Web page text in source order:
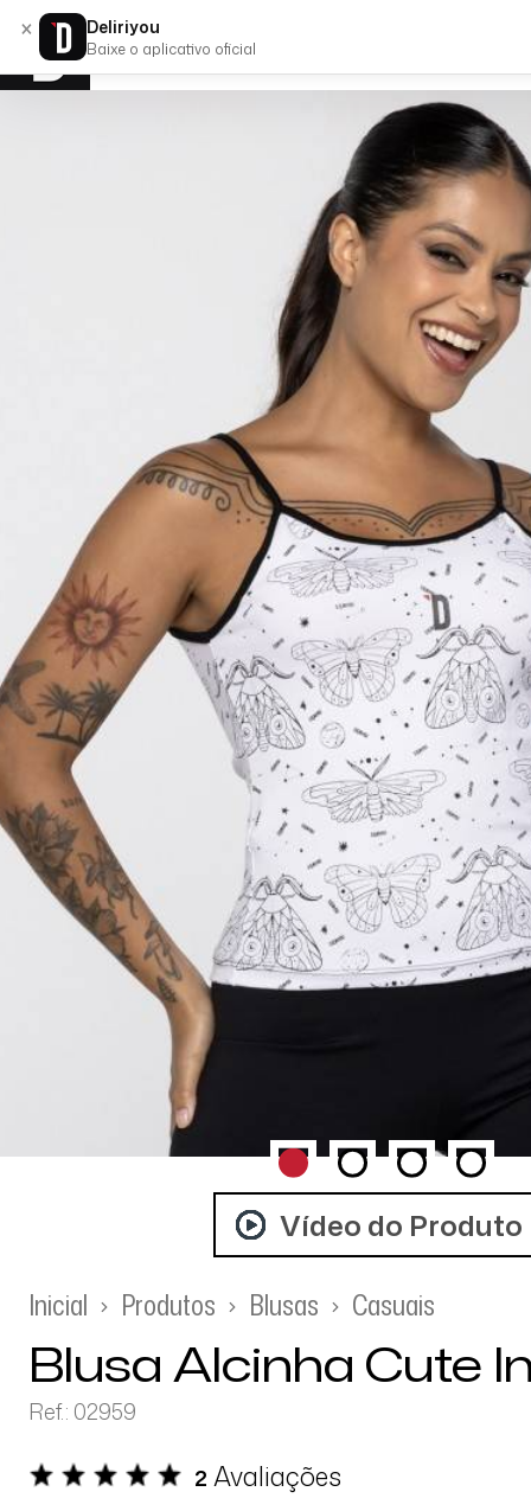
Vídeo do Produto
Inicial
Produtos Blusas Casuais
Blusa Alcinha Cute
Ref.: 02959
2 Avaliações
× Deliriyou
Baixe o aplicativo oficial